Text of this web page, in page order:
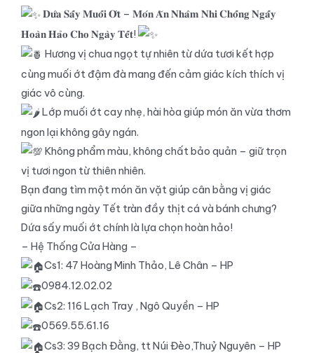
𝐃𝐮̛́𝐚 𝐒𝐚̂́𝐲 𝐌𝐮𝐨̂́𝐢 𝐎̛́𝐭 – 𝐌𝐨́𝐧 𝐀̆𝐧 𝐍𝐡𝐚̂𝐦 𝐍𝐡𝐢 𝐂𝐡𝐨̂́𝐧𝐠 𝐍𝐠𝐚̂́𝐲
𝐇𝐨𝐚̀𝐧 𝐇𝐚̉𝐨 𝐂𝐡𝐨 𝐍𝐠𝐚̀𝐲 𝐓𝐞̂́𝐭!
Hương vị chua ngọt tự nhiên từ dứa tươi kết hợp
cùng muối ớt đậm đà mang đến cảm giác kích thích vị
giác vô cùng.
Lớp muối ớt cay nhẹ, hài hòa giúp món ăn vừa thơm
ngon lại không gây ngán.
Không phẩm màu, không chất bảo quản – giữ trọn
vị tươi ngon từ thiên nhiên.
Bạn đang tìm một món ăn vặt giúp cân bằng vị giác
giữa những ngày Tết tràn đầy thịt cá và bánh chưng?
Dứa sấy muối ớt chính là lựa chọn hoàn hảo!
– Hệ Thống Cửa Hàng –
Cs1: 47 Hoàng Minh Thảo, Lê Chân – HP
0984.12.02.02
Cs2: 116 Lạch Tray , Ngô Quyền – HP
0569.55.61.16
Cs3: 39 Bạch Đằng, tt Núi Đèo,Thuỷ Nguyên – HP